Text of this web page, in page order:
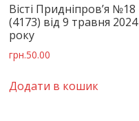
Вісті Придніпров’я №18
(4173) від 9 травня 2024
року
грн.50.00
Додати в кошик